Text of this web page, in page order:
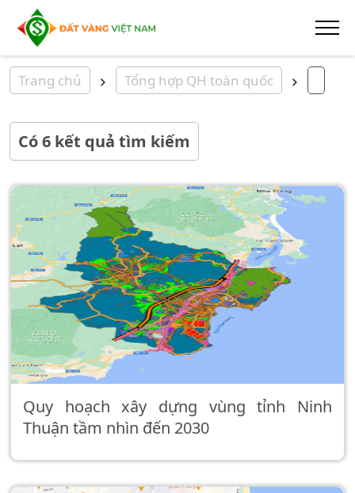
Trang chủ Tổng hợp QH toàn quốc
Có6 kết quả tìm kiếm
Quy hoạch xây dựng vùng tỉnh Ninh
Thuận tầm nhìn đến 2030